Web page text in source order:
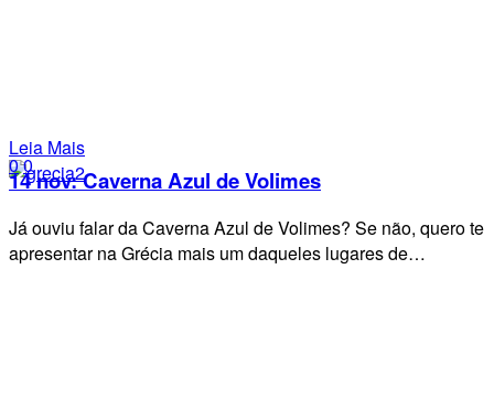
Leia Mais
00
14 nov:Caverna Azul de Volimes
Já ouviu falar da Caverna Azul de Volimes? Se não, quero te
apresentar na Grécia mais um daqueles lugares de…